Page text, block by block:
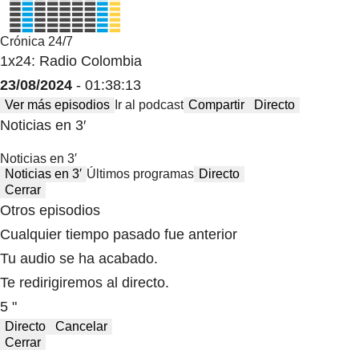
Crónica 24/7
1x24: Radio Colombia
23/08/2024 - 01:38:13
Ver más episodios Ir al podcast Compartir Directo
Noticias en 3′
Noticias en 3′
Noticias en 3′ Últimos programas Directo
Cerrar
Otros episodios
Cualquier tiempo pasado fue anterior
Tu audio se ha acabado.
Te redirigiremos al directo.
5 "
Directo
Cancelar
Cerrar